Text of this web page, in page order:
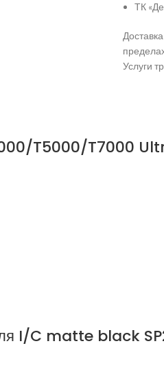
ТК
Услуги
T5000/T7000
I/C matte black